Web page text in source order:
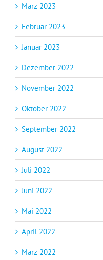
März 2023
Februar 2023
Januar 2023
Dezember 2022
November 2022
Oktober 2022
September 2022
August 2022
Juli 2022
Juni 2022
Mai 2022
April 2022
März 2022